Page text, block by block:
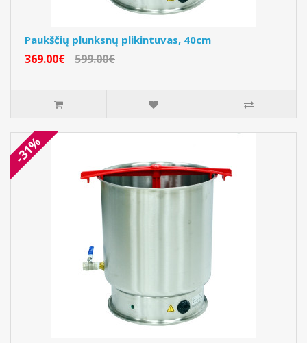
Paukščių plunksnų plikintuvas, 40cm
369.00€ 599.00€
-31%